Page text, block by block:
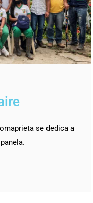
se dedica a